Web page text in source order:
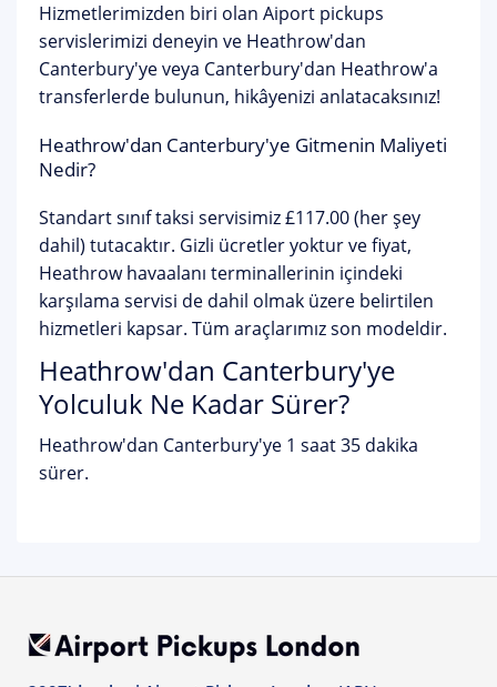
Hizmetlerimizden biri olan Aiport pickups
servislerimizi deneyin ve Heathrow'dan
Canterbury'ye veya Canterbury'dan Heathrow'a
transferlerde bulunun, hikâyenizi anlatacaksınız!
Heathrow'dan Canterbury'ye Gitmenin Maliyeti
Nedir?
Standart sınıf taksi servisimiz £117.00 (her şey
dahil) tutacaktır. Gizli ücretler yoktur ve fiyat,
Heathrow havaalanı terminallerinin içindeki
karşılama servisi de dahil olmak üzere belirtilen
hizmetleri kapsar. Tüm araçlarımız son modeldir.
Heathrow'dan Canterbury'ye
Yolculuk Ne Kadar Sürer?
Heathrow'dan Canterbury'ye 1 saat 35 dakika
sürer.